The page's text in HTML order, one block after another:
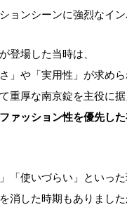
ョンシーンに強烈なイン
登場した当時は、
」や「実用性」が求めら
重厚な南京錠を主役に据
ァッション性を優先し
「使いづらい」といっ
消した時期もありました